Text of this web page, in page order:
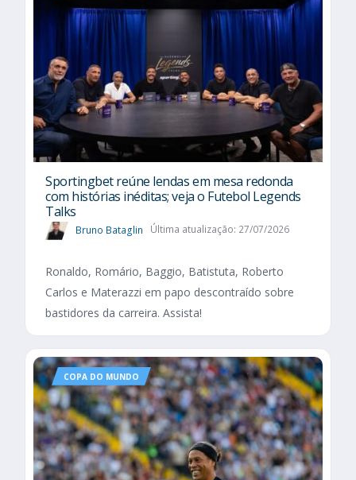
Sportingbet reúne lendas em mesa redonda
com histórias inéditas; veja o Futebol Legends
Talks
Bruno Bataglin Última atualização: 27/07/2026
Ronaldo, Romário, Baggio, Batistuta, Roberto
Carlos e Materazzi em papo descontraído sobre
bastidores da carreira. Assista!
COPA DO MUNDO